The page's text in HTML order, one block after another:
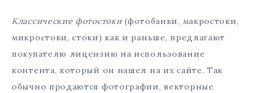
Классические фотостоки(фотобанки, макростоки,
микростоки, стоки) как и раньше, предлагают
покупателю лицензию на использование
контента, который он нашел на их сайте. Так
обычно продаются фотографии, векторные